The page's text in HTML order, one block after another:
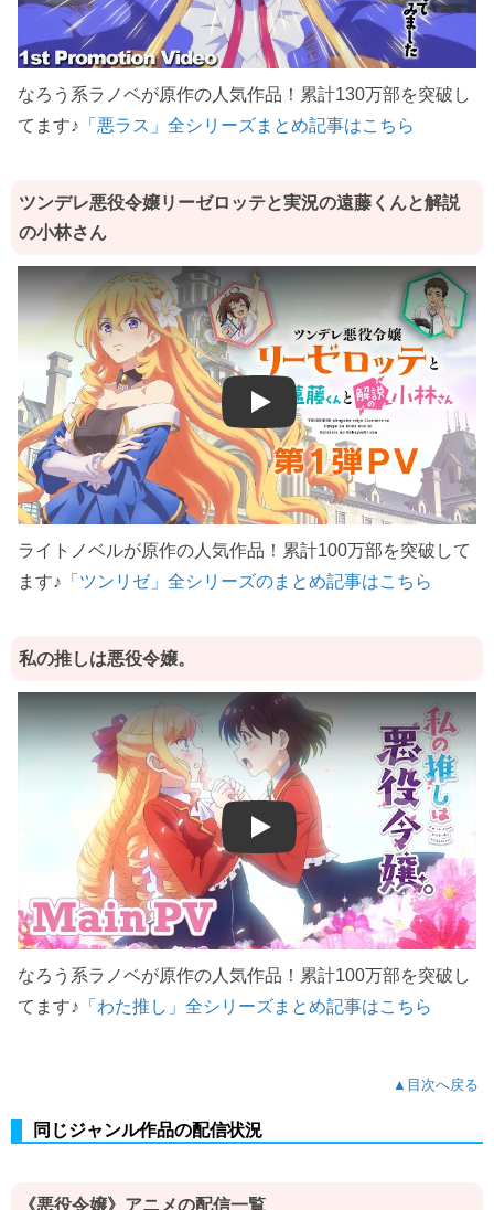
なろう系ラノベが原作の人気作品！累計130万部を突破し
てます♪ 「悪ラス」全シリーズまとめ記事はこちら
ツンデレ悪役令嬢リーゼロッテと実況の遠藤くんと解説
の小林さん
ライトノベルが原作の人気作品！累計100万部を突破して
ます♪ 「ツンリゼ」全シリーズのまとめ記事はこちら
私の推しは悪役令嬢。
なろう系ラノベが原作の人気作品！累計100万部を突破し
てます♪ 「わた推し」全シリーズまとめ記事はこちら
▲目次へ戻る
同じジャンル作品の配信状況
《悪役令嬢》アニメの配信一覧